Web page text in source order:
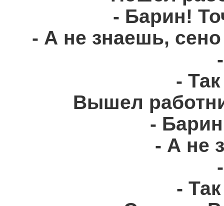
- Барин!
- А не знаешь, сено
-
Вышел
-
- А не
-